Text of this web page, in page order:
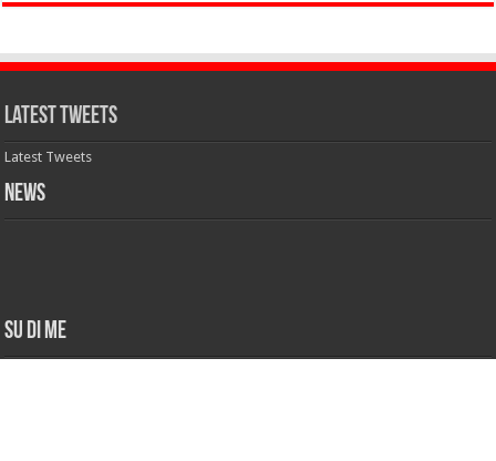
Latest Tweets
Latest Tweets
News
Su di me